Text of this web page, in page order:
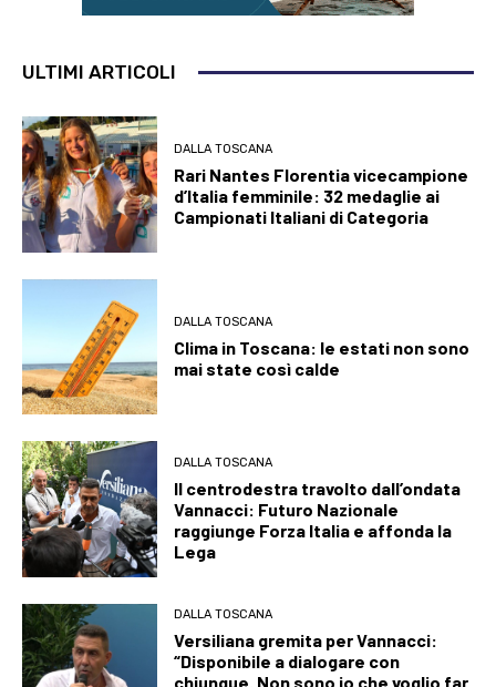
ULTIMI ARTICOLI
DALLA TOSCANA
Rari Nantes Florentia vicecampione
d’Italia femminile: 32 medaglie ai
Campionati Italiani di Categoria
DALLA TOSCANA
Clima in Toscana: le estati non sono
mai state così calde
DALLA TOSCANA
Il centrodestra travolto dall’ondata
Vannacci: Futuro Nazionale
raggiunge Forza Italia e affonda la
Lega
DALLA TOSCANA
Versiliana gremita per Vannacci:
“Disponibile a dialogare con
chiunque. Non sono io che voglio far